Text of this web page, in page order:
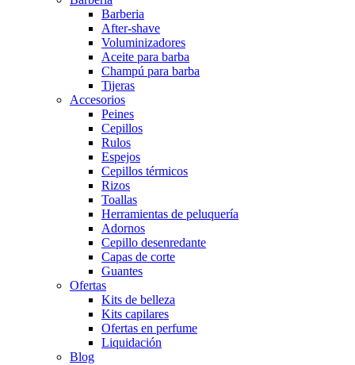
Barberia
After-shave
Voluminizadores
Aceite para barba
Champú para barba
Tijeras
Accesorios
Peines
Cepillos
Rulos
Espejos
Cepillos térmicos
Rizos
Toallas
Herramientas de peluquería
Adornos
Cepillo desenredante
Capas de corte
Guantes
Ofertas
Kits de belleza
Kits capilares
Ofertas en perfume
Liquidación
Blog